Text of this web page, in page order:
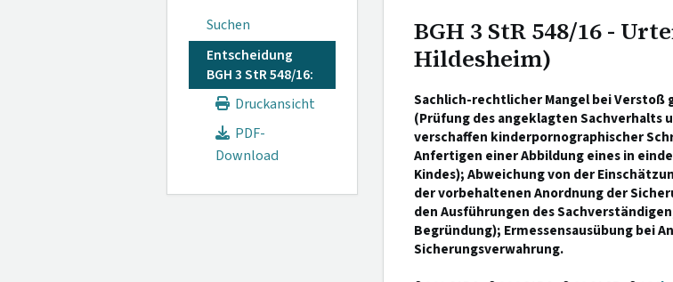
Suchen
Entscheidung
BGH 3 StR 548/16:
Druckansicht
PDF-
Download
BGH 3 StR 548/16 -
Hildesheim)
Sachlich-rechtlicher Mangel bei
(Prüfung des angeklagten
verschaffen kinderpornographischer
Anfertigen einer Abbildung eines in
Kindes); Abweichung von der
der vorbehaltenen Anordnung der
den Ausführungen des
Begründung); Ermessensausübung bei
Sicherungsverwahrung.